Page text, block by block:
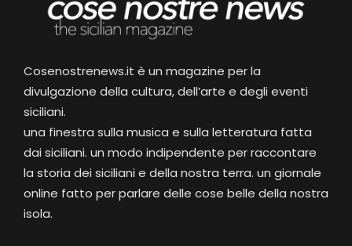
Cosenostrenews.it è un magazine per la
divulgazione della cultura, dell’arte e degli eventi
siciliani.
una finestra sulla musica e sulla letteratura fatta
dai siciliani. un modo indipendente per raccontare
la storia dei siciliani e della nostra terra. un giornale
online fatto per parlare delle cose belle della nostra
isola.